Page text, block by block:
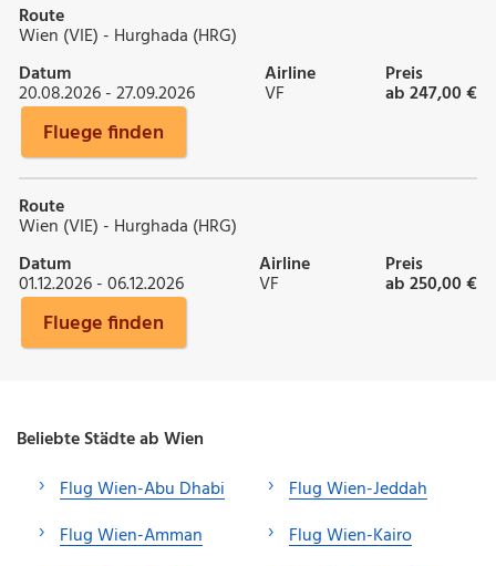
Route
Wien (VIE) - Hurghada (HRG)
Datum
20.08.2026 - 27.09.2026
Airline
VF
Preis
ab 247,00 €
Fluege finden
Route
Wien (VIE) - Hurghada (HRG)
Datum
01.12.2026 - 06.12.2026
Airline
VF
Preis
ab 250,00 €
Fluege finden
Beliebte Städte ab Wien
Flug Wien-Abu Dhabi
Flug Wien-Amman
Flug Wien-Jeddah
Flug Wien-Kairo